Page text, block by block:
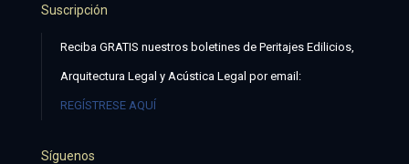
Suscripción
Reciba GRATIS nuestros boletines de Peritajes Edilicios,
Arquitectura Legal y Acústica Legal por email:
REGÍSTRESE AQUÍ
Síguenos